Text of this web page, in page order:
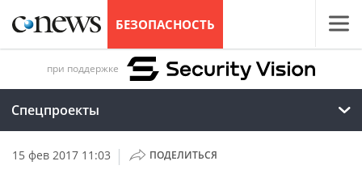
БЕЗОПАСНОСТЬ
при поддержке
Спецпроекты
15 фев 2017 11:03 | ПОДЕЛИТЬСЯ